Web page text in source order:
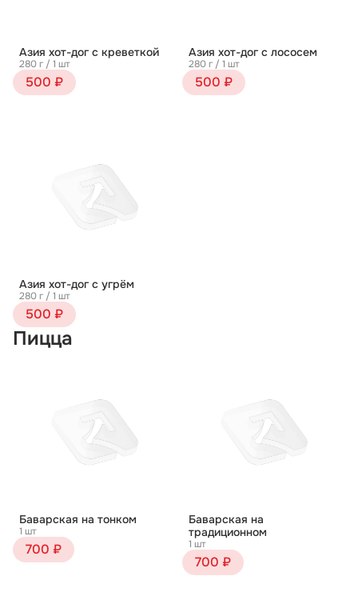
Азия хот-дог с креветкой
280 г / 1 шт
500 ₽
Азия хот-дог с лососем
280 г / 1 шт
500 ₽
Азия хот-дог с угрём
280 г / 1 шт
500 ₽
Пицца
Баварская на тонком
1 шт
700 ₽
Баварская на
традиционном
1 шт
700 ₽